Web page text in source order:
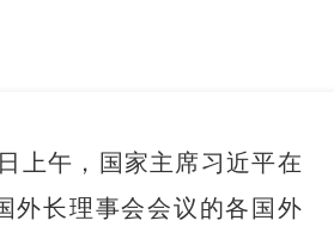
上午，国家主席习近平在
外长理事会会议的各国外